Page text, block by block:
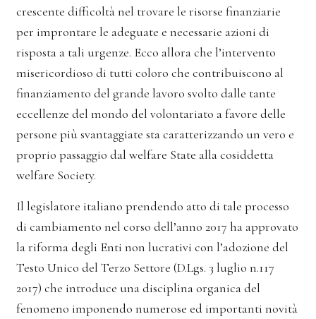
crescente difficoltà nel trovare le risorse finanziarie
per improntare le adeguate e necessarie azioni di
risposta a tali urgenze. Ecco allora che l’intervento
misericordioso di tutti coloro che contribuiscono al
finanziamento del grande lavoro svolto dalle tante
eccellenze del mondo del volontariato a favore delle
persone più svantaggiate sta caratterizzando un vero e
proprio passaggio dal welfare State alla cosiddetta
welfare Society.
Il legislatore italiano prendendo atto di tale processo
di cambiamento nel corso dell’anno 2017 ha approvato
la riforma degli Enti non lucrativi con l’adozione del
Testo Unico del Terzo Settore (D.Lgs. 3 luglio n.117
2017) che introduce una disciplina organica del
fenomeno imponendo numerose ed importanti novità